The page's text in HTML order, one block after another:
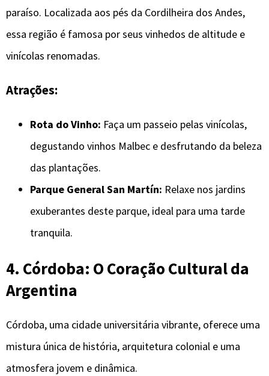
paraíso. Localizada aos pés da Cordilheira dos Andes,
essa região é famosa por seus vinhedos de altitude e
vinícolas renomadas.
Atrações:
Rota do Vinho: Faça um passeio pelas vinícolas,
degustando vinhos Malbec e desfrutando da beleza
das plantações.
Parque General San Martín: Relaxe nos jardins
exuberantes deste parque, ideal para uma tarde
tranquila.
4. Córdoba: O Coração Cultural da
Argentina
Córdoba, uma cidade universitária vibrante, oferece uma
mistura única de história, arquitetura colonial e uma
atmosfera jovem e dinâmica.